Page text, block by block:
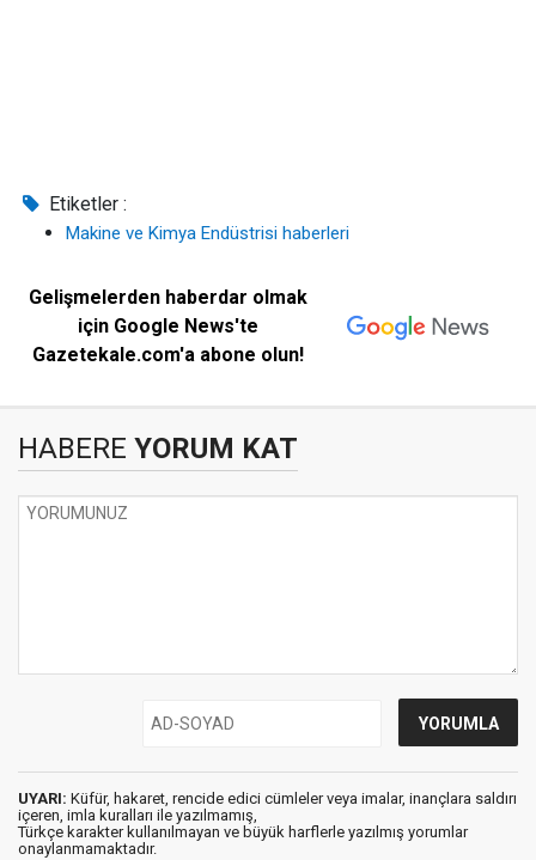
Etiketler :
Makine ve Kimya Endüstrisi haberleri
Gelişmelerden haberdar olmak
için Google News'te
Gazetekale.com'a abone olun!
HABERE YORUM KAT
UYARI: Küfür, hakaret, rencide edici cümleler veya imalar, inançlara saldırı
içeren, imla kuralları ile yazılmamış,
Türkçe karakter kullanılmayan ve büyük harflerle yazılmış yorumlar
onaylanmamaktadır.